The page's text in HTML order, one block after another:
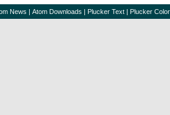
News | Atom Downloads | Plucker Text | Plucker Color